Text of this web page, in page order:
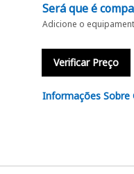
Será que é
Adicione o
Verificar Preço
Informações Sobre